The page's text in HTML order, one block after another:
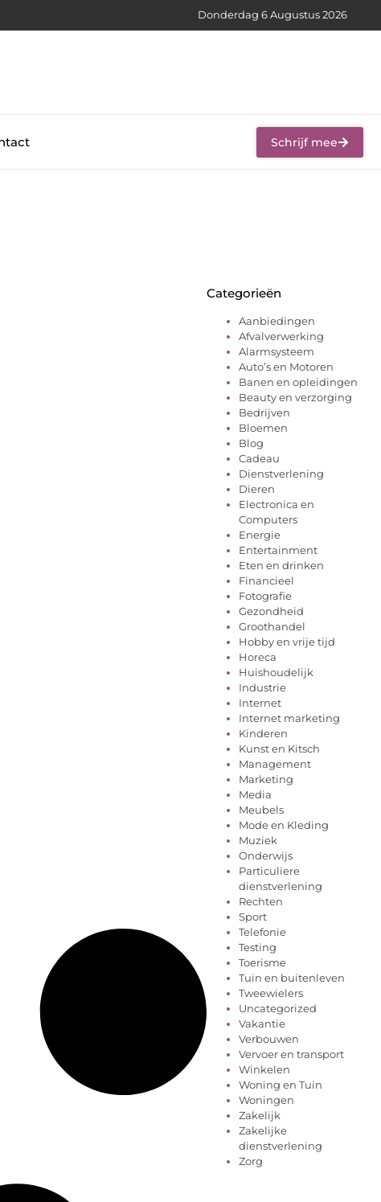
Donderdag 6 Augustus 2026
Schrijf mee
Categorieën
Aanbiedingen
Afvalverwerking
Alarmsysteem
Auto’s en Motoren
Banen en opleidingen
Beauty en verzorging
Bedrijven
Bloemen
Blog
Cadeau
Dienstverlening
Dieren
Electronica en
Computers
Energie
Entertainment
Eten en drinken
Financieel
Fotografie
Gezondheid
Groothandel
Hobby en vrije tijd
Horeca
Huishoudelijk
Industrie
Internet
Internet marketing
Kinderen
Kunst en Kitsch
Management
Marketing
Media
Meubels
Mode en Kleding
Muziek
Onderwijs
Particuliere
dienstverlening
Rechten
Sport
Telefonie
Testing
Toerisme
Tuin en buitenleven
Tweewielers
Uncategorized
Vakantie
Verbouwen
Vervoer en transport
Winkelen
Woning en Tuin
Woningen
Zakelijk
Zakelijke
dienstverlening
Zorg